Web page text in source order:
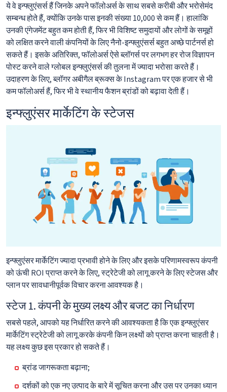
ये वे इन्फ्लुएंसर्स हैं जिनके अपने फॉलोअर्स के साथ सबसे करीबी और भरोसेमंद
सम्बन्ध होते हैं, क्योंकि उनके पास इनकी संख्या 10,000 से कम हैं। हालांकि
उनकी एंगेजमेंट बहुत कम होती हैं, फिर भी विशिष्ट समुदायों और लोगों के समूहों
को लक्षित करने वाली कंपनियों के लिए नैनो-इन्फ्लुएंसर्स बहुत अच्छे पार्टनर्स हो
सकते हैं। इसके अतिरिक्त, फॉलोअर्स ऐसे ब्लॉगर्स पर लगभग हर रोज विज्ञापन
पोस्ट करने वाले ग्लोबल इन्फ्लुएंसर्स की तुलना में ज्यादा भरोसा करते हैं।
उदाहरण के लिए, ब्लॉगर अबीगैल ब्रूक्स के Instagram पर एक हजार से भी
कम फॉलोअर्स हैं, फिर भी वे स्थानीय फैशन ब्रांडों को बढ़ावा देती हैं।
इन्फ्लुएंसर मार्केटिंग के स्टेजस
इन्फ्लुएंसर मार्केटिंग ज्यादा प्रभावी होने के लिए और इसके परिणामस्वरूप कंपनी
को ऊंची ROI प्राप्त करने के लिए, स्ट्रेटेजी को लागू करने के लिए स्टेजस और
प्लान पर सावधानीपूर्वक विचार करना आवश्यक है।
स्टेज 1. कंपनी के मुख्य लक्ष्य और बजट का निर्धारण
सबसे पहले, आपको यह निर्धारित करने की आवश्यकता है कि एक इन्फ्लुएंसर
मार्केटिंग स्ट्रेटेजी को लागू करके कंपनी किन लक्ष्यों को प्राप्त करना चाहती है।
यह लक्ष्य कुछ इस प्रकार हो सकते हैं।
ब्रांड जागरूकता बढ़ाना;
दर्शकों को एक नए उत्पाद के बारे में सूचित करना और उस पर उनका ध्यान